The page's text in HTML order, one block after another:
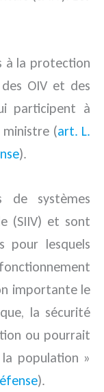
à la protection
OIV et des
participent à
ministre (art. L.
).
de systèmes
(SIIV) et sont
pour lesquels
importante le
la sécurité
ou pourrait
population »
).